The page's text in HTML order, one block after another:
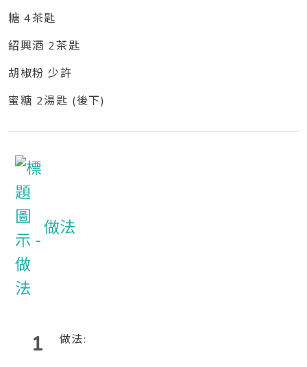
糖 4茶匙
紹興酒 2茶匙
胡椒粉 少許
蜜糖 2湯匙 (後下)
做法
1 做法: